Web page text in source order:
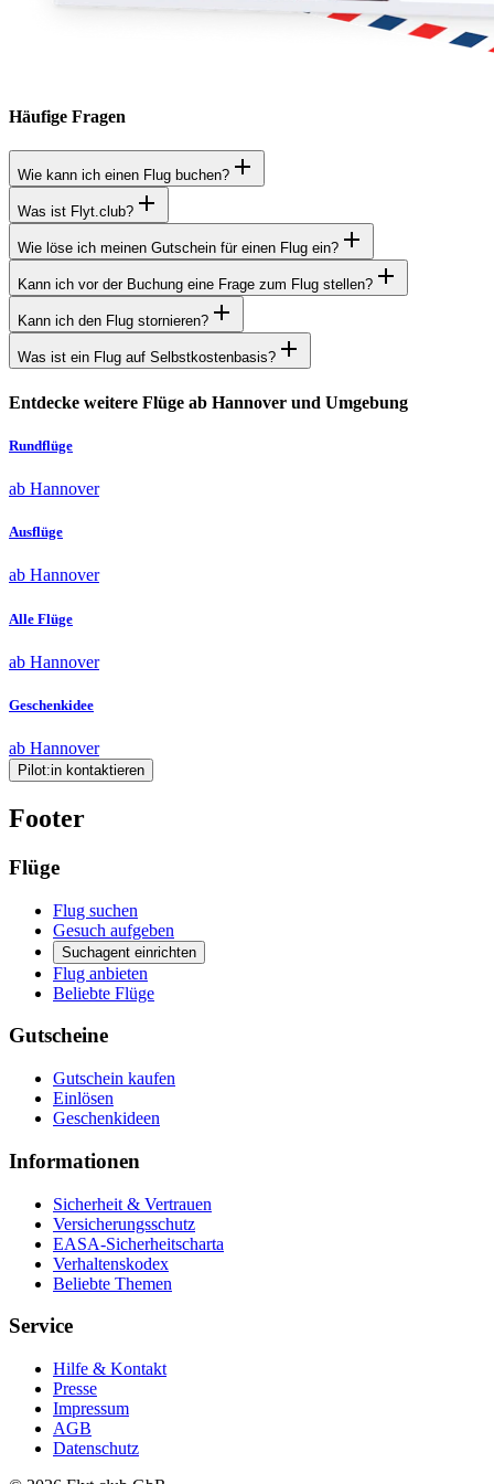
Häufige Fragen
Wie kann ich einen Flug buchen?
Was ist Flyt.club?
Wie löse ich meinen Gutschein für einen Flug ein?
Kann ich vor der Buchung eine Frage zum Flug stellen?
Kann ich den Flug stornieren?
Was ist ein Flug auf Selbstkostenbasis?
Entdecke weitere Flüge ab Hannover und Umgebung
Rundflüge
ab Hannover
Ausflüge
ab Hannover
Alle Flüge
ab Hannover
Geschenkidee
ab Hannover
Pilot:in kontaktieren
Footer
Flüge
Flug suchen
Gesuch aufgeben
Suchagent einrichten
Flug anbieten
Beliebte Flüge
Gutscheine
Gutschein kaufen
Einlösen
Geschenkideen
Informationen
Sicherheit & Vertrauen
Versicherungsschutz
EASA-Sicherheitscharta
Verhaltenskodex
Beliebte Themen
Service
Hilfe & Kontakt
Presse
Impressum
AGB
Datenschutz